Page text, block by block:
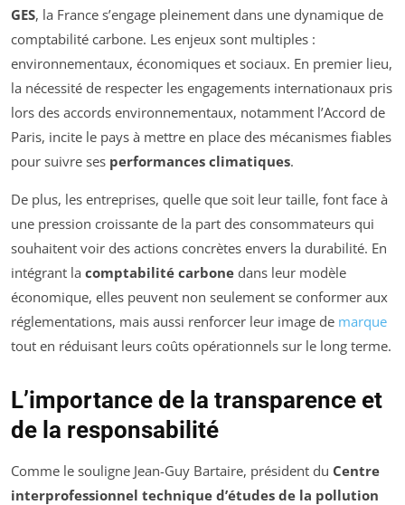
GES, la France s’engage pleinement dans une dynamique de
comptabilité carbone. Les enjeux sont multiples :
environnementaux, économiques et sociaux. En premier lieu,
la nécessité de respecter les engagements internationaux pris
lors des accords environnementaux, notamment l’Accord de
Paris, incite le pays à mettre en place des mécanismes fiables
pour suivre ses performances climatiques.
De plus, les entreprises, quelle que soit leur taille, font face à
une pression croissante de la part des consommateurs qui
souhaitent voir des actions concrètes envers la durabilité. En
intégrant la comptabilité carbone dans leur modèle
économique, elles peuvent non seulement se conformer aux
réglementations, mais aussi renforcer leur image de marque
tout en réduisant leurs coûts opérationnels sur le long terme.
L’importance de la transparence et
de la responsabilité
Comme le souligne Jean-Guy Bartaire, président du Centre
interprofessionnel technique d’études de la pollution